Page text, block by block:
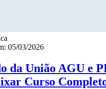
05/03/2026
da União AGU e
Curso